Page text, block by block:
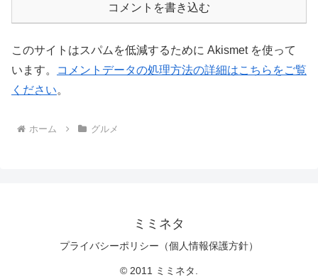
コメントを書き込む
このサイトはスパムを低減するために Akismet を使って
います。
コメントデータの処理方法の詳細はこちらをご覧
ください。
ホーム グルメ
ミミネタ
プライバシーポリシー（個人情報保護方針）
© 2011 ミミネタ.